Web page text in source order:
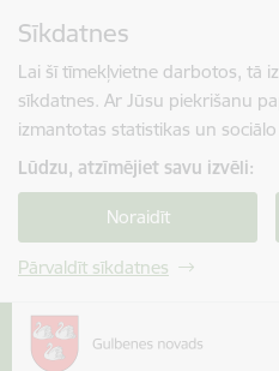
Sīkdatnes
Lai šī tīmekļvietne darbotos, tā
sīkdatnes. Ar Jūsu piekrišanu
izmantotas statistikas un
Lūdzu, atzīmējiet savu izvēli:
Noraidīt
Pārvaldīt sīkdatnes